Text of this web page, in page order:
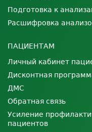
Подготовка к
Расшифровка
ПАЦИЕНТАМ
Личный кабинет
Дисконтная
ДМС
Обратная связь
Усиление
пациентов